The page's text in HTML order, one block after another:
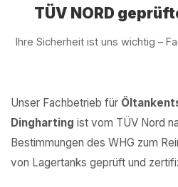
TÜV NORD
Ihre Sicherheit ist uns wichtig –
Unser Fachbetrieb für
Dingharting ist vom TÜV Nord
Bestimmungen des WHG zum
von Lagertanks geprüft und